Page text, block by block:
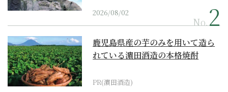
2026/08/02
No.
鹿児島県産の芋のみを用いて造ら
れている濵田酒造の本格焼酎
PR(濵田酒造)